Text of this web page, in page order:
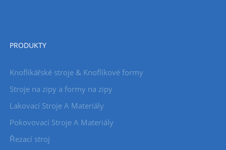
PRODUKTY
Knoflíkářské stroje & Knoflíkové formy
Stroje na zipy a formy na zipy
Lakovací Stroje A Materiály
Pokovovací Stroje A Materiály
Řezací stroj